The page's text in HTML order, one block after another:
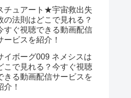
チュアート★宇宙救出失
の法則はどこで見れる？
すぐ視聴できる動画配信
ービスを紹介！
イボーグ009 ネメシスは
こで見れる？今すぐ視聴
きる動画配信サービスを
介！